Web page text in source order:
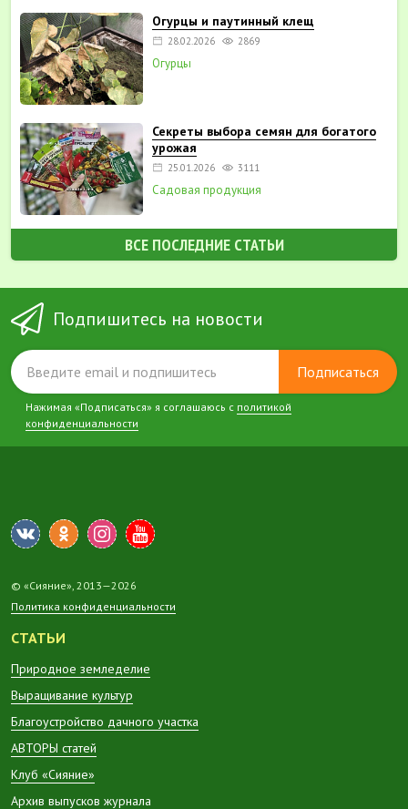
Огурцы и паутинный клещ
28.02.2026 2869
Огурцы
Секреты выбора семян для богатого
урожая
25.01.2026 3111
Садовая продукция
ВСЕ ПОСЛЕДНИЕ СТАТЬИ
Подпишитесь на новости
Подписаться
Нажимая «Подписаться» я соглашаюсь с политикой
конфиденциальности
© «Сияние», 2013—2026
Политика конфиденциальности
СТАТЬИ
Природное земледелие
Выращивание культур
Благоустройство дачного участка
АВТОРЫ статей
Клуб «Сияние»
Архив выпусков журнала